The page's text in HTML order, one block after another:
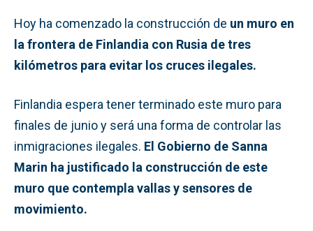
Hoy ha comenzado la construcción de un muro en
la frontera de Finlandia con Rusia de tres
kilómetros para evitar los cruces ilegales.
Finlandia espera tener terminado este muro para
finales de junio y será una forma de controlar las
inmigraciones ilegales. El Gobierno de Sanna
Marin ha justificado la construcción de este
muro que contempla vallas y sensores de
movimiento.